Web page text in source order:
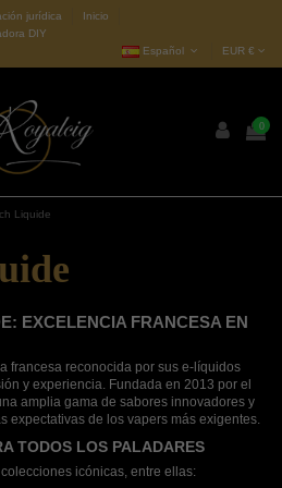
jurídica
Inicio
DIY
Español
EUR €
0
Liquide
EXCELENCIA FRANCESA EN
francesa reconocida por sus e-líquidos
y experiencia. Fundada en 2013 por el
amplia gama de sabores innovadores y
expectativas de los vapers más exigentes.
TODOS LOS PALADARES
icónicas, entre ellas: